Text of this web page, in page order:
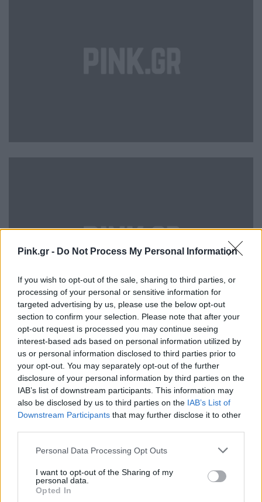
Pink.gr - Do Not Process My Personal Information
If you wish to opt-out of the sale, sharing to third parties, or
processing of your personal or sensitive information for
targeted advertising by us, please use the below opt-out
section to confirm your selection. Please note that after your
opt-out request is processed you may continue seeing
interest-based ads based on personal information utilized by
us or personal information disclosed to third parties prior to
your opt-out. You may separately opt-out of the further
disclosure of your personal information by third parties on the
IAB’s list of downstream participants. This information may
also be disclosed by us to third parties on the IAB’s List of
Downstream Participants that may further disclose it to other
Personal Data Processing Opt Outs
I want to opt-out of the Sharing of my
personal data.
Opted In
Πριν από την τελετή, εξέφρασε την επιθυμία της
αυτή η στιγμή να σηματοδοτήσει «μια ημέρα
ειρήνης για όλους τους Αμερικανούς».
«Μια μέρα για την αγάπη, όχι το μίσος. Μια μέρα
παρέχει ασφάλεια στις ψυχές μας. Αγάπη, από το
Καπιτώλιο».